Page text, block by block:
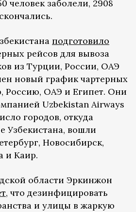
человек заболели, 2908
подготовило
рейсов для вывоза
из Турции, России, ОАЭ
новый график чартерных
Россию, ОАЭ и Египет. Они
Uzbekistan Airways
городов, откуда
Узбекистана, вошли
Новосибирск,
и Каир.
области Эркинжон
, что дезинфицировать
и улицы в жаркую